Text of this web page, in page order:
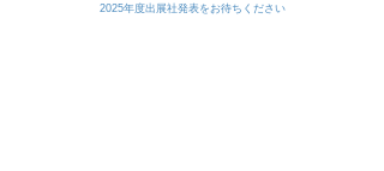
2025年度出展社発表をお待ちください